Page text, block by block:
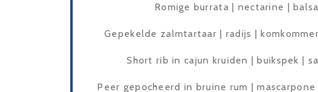
Romige burrata | nectarine |
Gepekelde zalmtartaar | radijs |
Short rib in cajun kruiden | buikspek |
Peer gepocheerd in bruine rum |